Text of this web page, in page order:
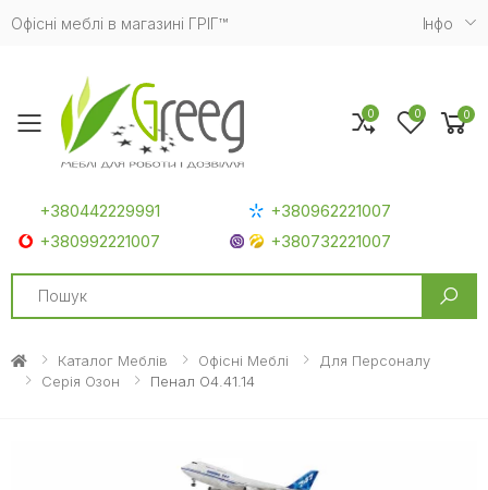
Офісні меблі в магазині ГРІГ™ Iнфо
Toggle mobile menu
+380442229991
+380962221007
+380992221007
+380732221007
Search
0 0 0
Каталог Меблів Офісні Меблі
Для Персоналу
Серія Озон
Пенал O4.41.14